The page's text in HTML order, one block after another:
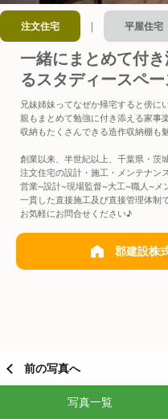
注文住宅 ｜ 平屋住宅
一緒にまとめて付
るスタディースペ
兄妹姉妹ってなぜか帰宅すると傍に
親もまとめて勉強に付き添える家事
収納もたくさんできる造作収納棚も
創業以来、半世紀以上、千葉県・茨
注文住宅の設計・施工・メンテナン
営業~設計~現場監督~大工~職人~メ
一貫した直接施工及び直接管理体制
お気軽にお問合せください♪
郡建設株
前の写真へ
写真一覧